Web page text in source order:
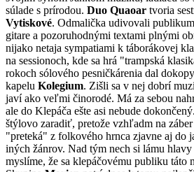
súlade s prírodou. Duo Quaoar tvoria
Vytiskové. Odmalička udivovali
gitare a pozoruhodnými textami plnými
nijako netaja sympatiami k táborákovej
na sessionoch, kde sa hrá "trampská
rokoch sólového pesničkárenia dal
kapelu Kolegium. Zišli sa v nej dobrí
javí ako veľmi činorodé. Má za sebou
ale do Klepáča ešte asi nebude
štýlovo zaradiť, pretože vzhľadm na
"preteká" z folkového hrnca zjavne aj do
iných žánrov. Nad tým nech si lámu
myslíme, že sa klepáčovému publiku táto